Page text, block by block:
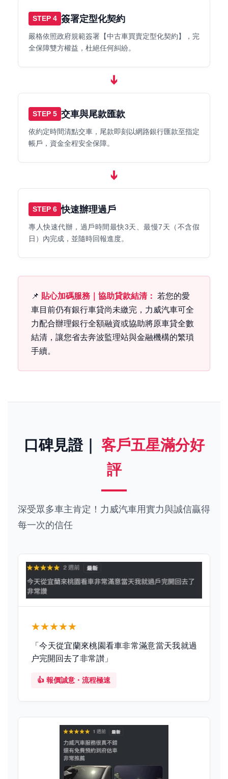
STEP 4 簽署定型化契約
嚴格依照政府規範簽署【中古車買賣定型化契約】，完
全保障雙方權益，杜絕任何糾紛。
➔
STEP 5 交車與尾款匯款
依約定時間清點交車，尾款即刻以網路銀行匯款至指定
帳戶，資金全程安全保障。
➔
STEP 6 快速辦理過戶
專人快速代辦，過戶時間最快3天、最慢7天（不含假
日）內完成，並隨時回報進度。
📌 貼心加碼服務｜協助貸款結清：
若您的愛
車目前仍有銀行車貸尚未繳完，力威汽車可全
力配合辦理銀行全額融資或協助將原車貸全數
結清，讓您省去奔波監理站與金融機構的繁瑣
手續。
口碑見證｜ 客戶五星滿分好
評
深受眾多車主肯定！力威汽車用實力與誠信贏得
每一次的信任
★★★★★
「今天從宜蘭來桃園看車非常滿意當天我就過
户完開回去了非常讃」
👍 報價誠意・流程極速